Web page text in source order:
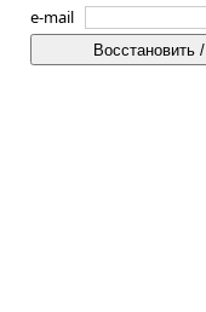
e-mail